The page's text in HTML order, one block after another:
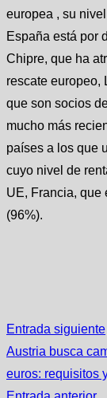
europea , su
España está por
Chipre, que ha
rescate europeo,
que son socios
mucho más
países a los que
cuyo nivel de
UE, Francia, que
(96%).
Entrada siguiente
Austria busca
euros: requisitos